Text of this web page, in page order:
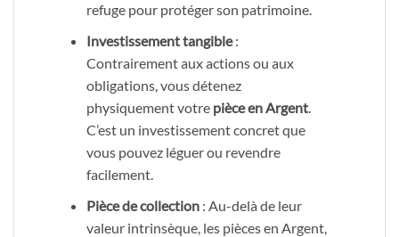
refuge pour protéger son patrimoine.
Investissement tangible:
Contrairement aux actions ou aux
obligations, vous détenez
physiquement votre pièce en Argent.
C’est un investissement concret que
vous pouvez léguer ou revendre
facilement.
Pièce de collection: Au-delà de leur
valeur intrinsèque, les pièces en Argent,